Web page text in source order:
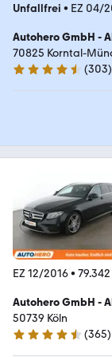
Unfallfrei • EZ 04/
Autohero GmbH -
70825 Korntal-
4.4 Sterne
(303)
EZ 12/2016•
Autohero GmbH -
50739 Köln
4.6 Sterne
(365)